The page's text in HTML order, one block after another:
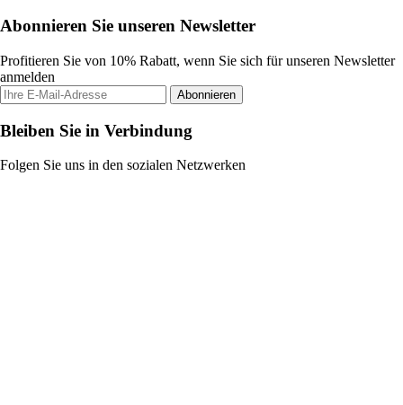
Abonnieren Sie unseren Newsletter
Profitieren Sie von 10% Rabatt, wenn Sie sich für unseren Newsletter
anmelden
Abonnieren
Bleiben Sie in Verbindung
Folgen Sie uns in den sozialen Netzwerken